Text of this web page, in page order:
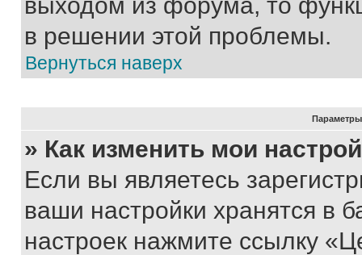
в решении этой проблемы.
Вернуться наверх
Параметры
» Как изменить мои
Если вы являетесь
ваши настройки хранятся в
настроек нажмите ссылку